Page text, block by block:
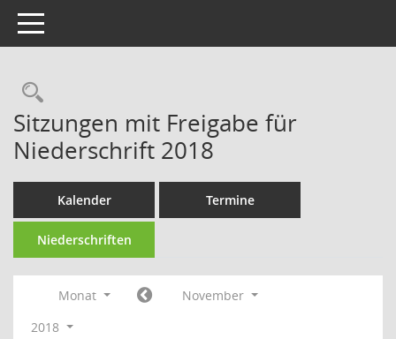
Toggle navigation
Rechercheauswahl
Sitzungen mit Freigabe für
Niederschrift 2018
Kalender Termine
Niederschriften
Monat
November
2018